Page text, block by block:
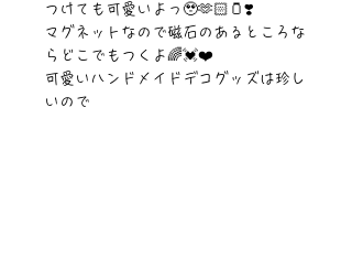
つけても可愛いよっ🥹🫶🏻🫙❣️
マグネットなので磁石のあるところな
らどこでもつくよ🌈💓❤️
可愛いハンドメイドデコグッズは珍し
いので